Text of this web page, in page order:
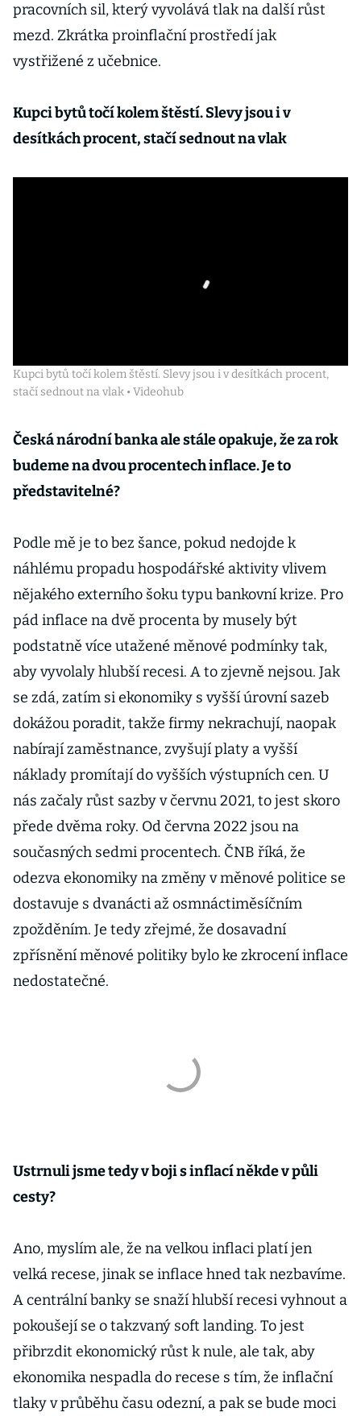
pracovních sil, který vyvolává tlak na další růst
mezd. Zkrátka proinflační prostředí jak
vystřižené z učebnice.
Kupci bytů točí kolem štěstí. Slevy jsou i v
desítkách procent, stačí sednout na vlak
Kupci bytů točí kolem štěstí. Slevy jsou i v desítkách procent,
stačí sednout na vlak • Videohub
Česká národní banka ale stále opakuje, že za rok
budeme na dvou procentech inflace. Je to
představitelné?
Podle mě je to bez šance, pokud nedojde k
náhlému propadu hospodářské aktivity vlivem
nějakého externího šoku typu bankovní krize. Pro
pád inflace na dvě procenta by musely být
podstatně více utažené měnové podmínky tak,
aby vyvolaly hlubší recesi. A to zjevně nejsou. Jak
se zdá, zatím si ekonomiky s vyšší úrovní sazeb
dokážou poradit, takže firmy nekrachují, naopak
nabírají zaměstnance, zvyšují platy a vyšší
náklady promítají do vyšších výstupních cen. U
nás začaly růst sazby v červnu 2021, to jest skoro
přede dvěma roky. Od června 2022 jsou na
současných sedmi procentech. ČNB říká, že
odezva ekonomiky na změny v měnové politice se
dostavuje s dvanácti až osmnáctiměsíčním
zpožděním. Je tedy zřejmé, že dosavadní
zpřísnění měnové politiky bylo ke zkrocení inflace
nedostatečné.
Ustrnuli jsme tedy v boji s inflací někde v půli
cesty?
Ano, myslím ale, že na velkou inflaci platí jen
velká recese, jinak se inflace hned tak nezbavíme.
A centrální banky se snaží hlubší recesi vyhnout a
pokoušejí se o takzvaný soft landing. To jest
přibrzdit ekonomický růst k nule, ale tak, aby
ekonomika nespadla do recese s tím, že inflační
tlaky v průběhu času odezní, a pak se bude moci